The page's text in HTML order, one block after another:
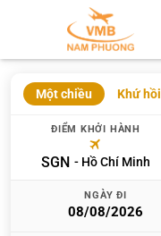
Một chiều Khứ hồi
ĐIỂM KHỞI HÀNH
SGN Hồ Chí Minh
NGÀY ĐI